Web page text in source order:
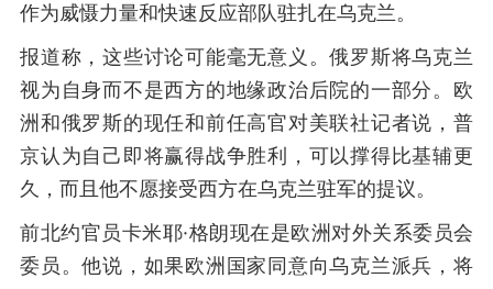
作为威慑力量和快速反应部队驻扎在乌克兰。
报道称，这些讨论可能毫无意义。俄罗斯将乌克兰
视为自身而不是西方的地缘政治后院的一部分。欧
洲和俄罗斯的现任和前任高官对美联社记者说，普
京认为自己即将赢得战争胜利，可以撑得比基辅更
久，而且他不愿接受西方在乌克兰驻军的提议。
前北约官员卡米耶·格朗现在是欧洲对外关系委员会
委员。他说，如果欧洲国家同意向乌克兰派兵，将